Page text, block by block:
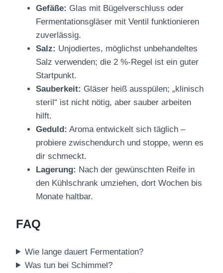
Gefäße: Glas mit Bügelverschluss oder
Fermentationsgläser mit Ventil funktionieren
zuverlässig.
Salz: Unjodiertes, möglichst unbehandeltes
Salz verwenden; die 2 %-Regel ist ein guter
Startpunkt.
Sauberkeit: Gläser heiß ausspülen; „klinisch
steril“ ist nicht nötig, aber sauber arbeiten
hilft.
Geduld: Aroma entwickelt sich täglich –
probiere zwischendurch und stoppe, wenn es
dir schmeckt.
Lagerung: Nach der gewünschten Reife in
den Kühlschrank umziehen, dort Wochen bis
Monate haltbar.
FAQ
Wie lange dauert Fermentation?
Was tun bei Schimmel?